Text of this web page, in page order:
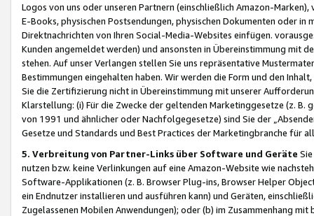
Logos von uns oder unseren Partnern (einschließlich Amazon-
E-Books, physischen Postsendungen, physischen Dokumenten oder in
Direktnachrichten von Ihren Social-Media-Websites einfügen.
Kunden angemeldet werden) und ansonsten in Übereinstimmung mit
stehen. Auf unser Verlangen stellen Sie uns repräsentative
Bestimmungen eingehalten haben. Wir werden die Form und den
Sie die Zertifizierung nicht in Übereinstimmung mit unserer
Klarstellung: (i) Für die Zwecke der geltenden Marketinggesetze (z. B.
von 1991 und ähnlicher oder Nachfolgegesetze) sind Sie der
Gesetze und Standards und Best Practices der Marketingbranche für
5. Verbreitung von Partner-Links über Software und Geräte
nutzen bzw. keine Verlinkungen auf eine Amazon-Website wie
Software-Applikationen (z. B. Browser Plug-ins, Browser Helper
ein Endnutzer installieren und ausführen kann) und Geräten,
Zugelassenen Mobilen Anwendungen); oder (b) im Zusammenhang